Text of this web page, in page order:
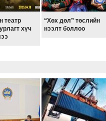
театр
хүч
“Хөх дөл” төслийн
нээлт боллоо